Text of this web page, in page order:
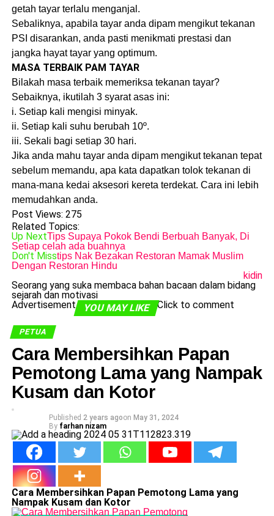
getah tayar terlalu menganjal.
Sebaliknya, apabila tayar anda dipam mengikut tekanan
PSI disarankan, anda pasti menikmati prestasi dan
jangka hayat tayar yang optimum.
MASA TERBAIK PAM TAYAR
Bilakah masa terbaik memeriksa tekanan tayar?
Sebaiknya, ikutilah 3 syarat asas ini:
i. Setiap kali mengisi minyak.
ii. Setiap kali suhu berubah 10º.
iii. Sekali bagi setiap 30 hari.
Jika anda mahu tayar anda dipam mengikut tekanan tepat
sebelum memandu, apa kata dapatkan tolok tekanan di
mana-mana kedai aksesori kereta terdekat. Cara ini lebih
memudahkan anda.
Post Views: 275
Related Topics:
Up NextTips Supaya Pokok Bendi Berbuah Banyak, Di
Setiap celah ada buahnya
Don't Misstips Nak Bezakan Restoran Mamak Muslim
Dengan Restoran Hindu
kidin
Seorang yang suka membaca bahan bacaan dalam bidang
sejarah dan motivasi
Advertisement
YOU MAY LIKE Click to comment
PETUA
Cara Membersihkan Papan
Pemotong Lama yang Nampak
Kusam dan Kotor
Published 2 years agoon May 31, 2024
By farhan nizam
Cara Membersihkan Papan Pemotong Lama yang
Nampak Kusam dan Kotor